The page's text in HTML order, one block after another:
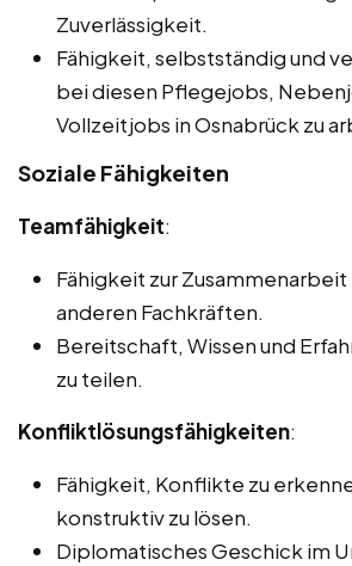
Zuverlässigkeit.
Fähigkeit, selbstständig und
bei diesen Pflegejobs,
Vollzeitjobs in Osnabrück zu
Soziale Fähigkeiten
Teamfähigkeit:
Fähigkeit zur
anderen Fachkräften.
Bereitschaft, Wissen und
zu teilen.
Konfliktlösungsfähigkeiten:
Fähigkeit, Konflikte zu
konstruktiv zu lösen.
Diplomatisches Geschick im